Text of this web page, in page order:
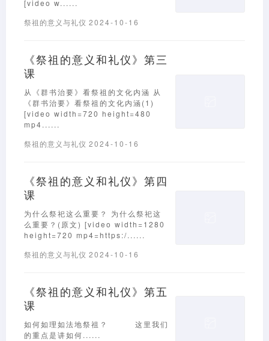
[video w......
祭祖的意义与礼仪 2024-10-16
《祭祖的意义和礼仪》第三
课
从《群书治要》看祭祖的文化内涵 从
《群书治要》看祭祖的文化内涵(1)
[video width=720 height=480
mp4......
祭祖的意义与礼仪 2024-10-16
《祭祖的意义和礼仪》第四
课
为什么祭祀这么重要？ 为什么祭祀这
么重要？(原文) [video width=1280
height=720 mp4=https:/......
祭祖的意义与礼仪 2024-10-16
《祭祖的意义和礼仪》第五
课
如何如理如法地祭祖？ 这里我们
的重点是讲如何......